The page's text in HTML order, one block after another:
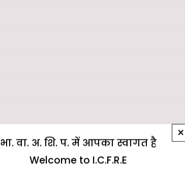
×
भा. वा. अ. शि. प. में आपका स्वागत है
Welcome to I.C.F.R.E